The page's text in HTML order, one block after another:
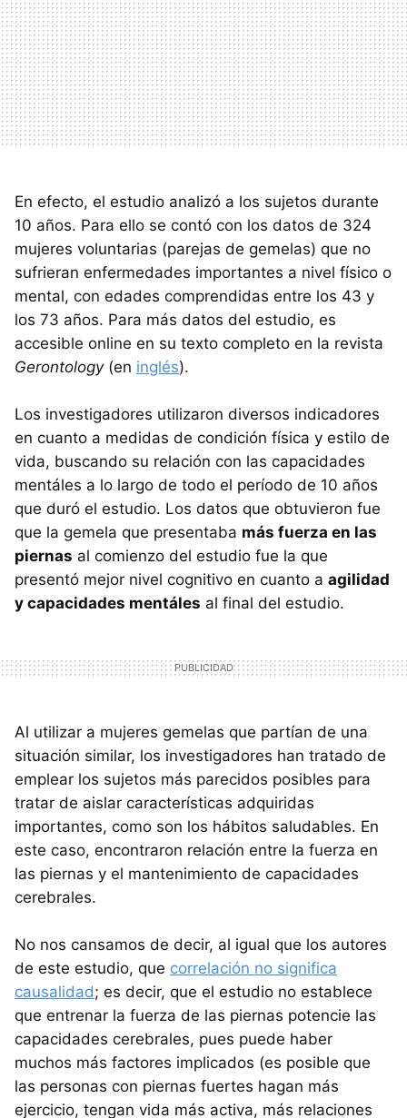
En efecto, el estudio analizó a los sujetos durante
10 años. Para ello se contó con los datos de 324
mujeres voluntarias (parejas de gemelas) que no
sufrieran enfermedades importantes a nivel físico o
mental, con edades comprendidas entre los 43 y
los 73 años. Para más datos del estudio, es
accesible online en su texto completo en la revista
Gerontology(en inglés).
Los investigadores utilizaron diversos indicadores
en cuanto a medidas de condición física y estilo de
vida, buscando su relación con las capacidades
mentáles a lo largo de todo el período de 10 años
que duró el estudio. Los datos que obtuvieron fue
que la gemela que presentaba más fuerza en las
piernas al comienzo del estudio fue la que
presentó mejor nivel cognitivo en cuanto a agilidad
y capacidades mentáles al final del estudio.
Al utilizar a mujeres gemelas que partían de una
situación similar, los investigadores han tratado de
emplear los sujetos más parecidos posibles para
tratar de aislar características adquiridas
importantes, como son los hábitos saludables. En
este caso, encontraron relación entre la fuerza en
las piernas y el mantenimiento de capacidades
cerebrales.
No nos cansamos de decir, al igual que los autores
de este estudio, que correlación no significa
causalidad; es decir, que el estudio no establece
que entrenar la fuerza de las piernas potencie las
capacidades cerebrales, pues puede haber
muchos más factores implicados (es posible que
las personas con piernas fuertes hagan más
ejercicio, tengan vida más activa, más relaciones